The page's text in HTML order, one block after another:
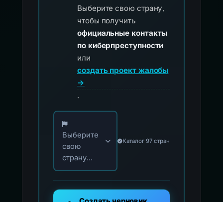
Выберите свою страну,
чтобы получить
официальные контакты
по киберпреступности
или
создать проект жалобы
→
.
Выберите свою страну для официальных
Выберите
свою
страну...
Каталог 97 стран